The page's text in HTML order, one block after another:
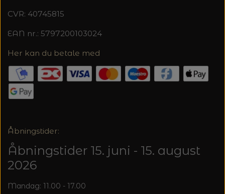
CVR: 40745815
EAN nr.: 5797200103024
Her kan du betale med
Åbningstider:
Åbningstider 15. juni - 15. august
2026
Mandag: 11.00 - 17.00